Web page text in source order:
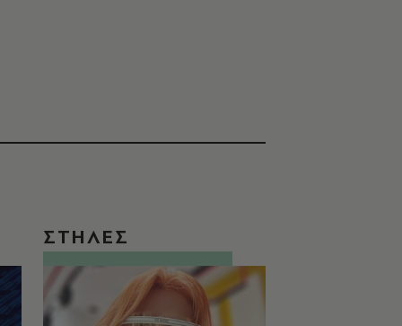
ΣΤΗΛΕΣ